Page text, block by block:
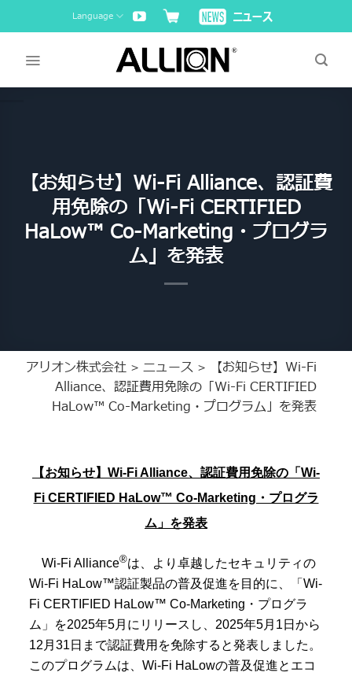
to
Language
【お知らせ】Wi-Fi Alliance、認証費
用免除の「Wi-Fi CERTIFIED
HaLow™ Co-Marketing・プログラ
ム」を発表
アリオン株式会社 >ニュース >
【お知らせ】Wi-Fi
Alliance、認証費用免除の「Wi-Fi CERTIFIED
HaLow™ Co-Marketing・プログラム」を発表
【お知らせ】Wi-Fi Alliance、認証費用免除の「Wi-
Fi CERTIFIED HaLow™ Co-Marketing・プログラ
ム」を発表
Wi-Fi Alliance®は、より卓越したセキュリティの
Wi-Fi HaLow™認証製品の普及促進を目的に、「Wi-
Fi CERTIFIED HaLow™ Co-Marketing・プログラ
ム」を2025年5月にリリースし、2025年5月1日から
12月31日まで認証費用を免除すると発表しました。
このプログラムは、Wi-Fi HaLowの普及促進とエコ